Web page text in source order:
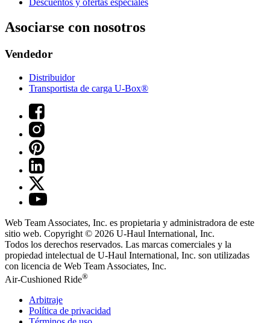
Asociarse con nosotros
Vendedor
Distribuidor
Transportista de carga U-Box®
Web Team Associates, Inc. es propietaria y administradora de este
sitio web. Copyright © 2026 U-Haul International, Inc.
Todos los derechos reservados. Las marcas comerciales y la
propiedad intelectual de U-Haul International, Inc. son utilizadas
con licencia de Web Team Associates, Inc.
Air-Cushioned Ride®
Arbitraje
Política de privacidad